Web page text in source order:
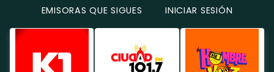
EMISORAS QUE SIGUES INICIAR SESIÓN